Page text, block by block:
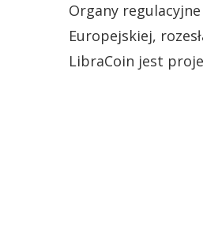
Organy
Europejskiej,
LibraCoin jest